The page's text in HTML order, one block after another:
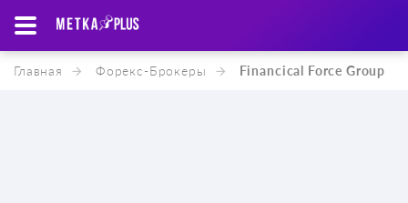
Главная Форекс-Брокеры Financical Force Group